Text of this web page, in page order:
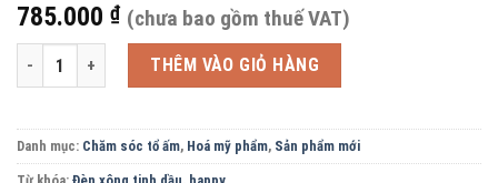
785.000 ₫ (chưa bao gồm thuế VAT)
Đèn xông tinh dầu Phú Qúy NEO số lượng
THÊM VÀO GIỎ HÀNG
Danh mục: Chăm sóc tổ ấm, Hoá mỹ phẩm, Sản phẩm mới